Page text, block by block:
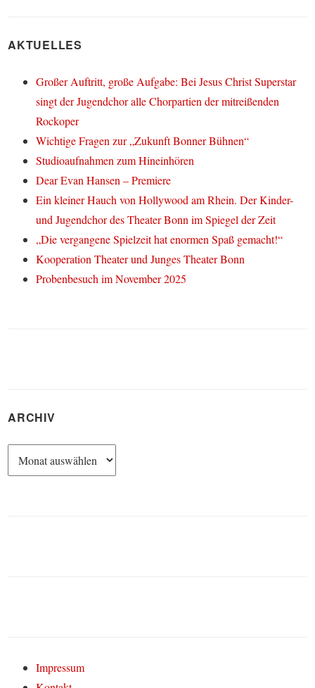
AKTUELLES
Großer Auftritt, große Aufgabe: Bei Jesus Christ Superstar
singt der Jugendchor alle Chorpartien der mitreißenden
Rockoper
Wichtige Fragen zur „Zukunft Bonner Bühnen“
Studioaufnahmen zum Hineinhören
Dear Evan Hansen – Premiere
Ein kleiner Hauch von Hollywood am Rhein. Der Kinder-
und Jugendchor des Theater Bonn im Spiegel der Zeit
„Die vergangene Spielzeit hat enormen Spaß gemacht!“
Kooperation Theater und Junges Theater Bonn
Probenbesuch im November 2025
ARCHIV
Archiv
Impressum